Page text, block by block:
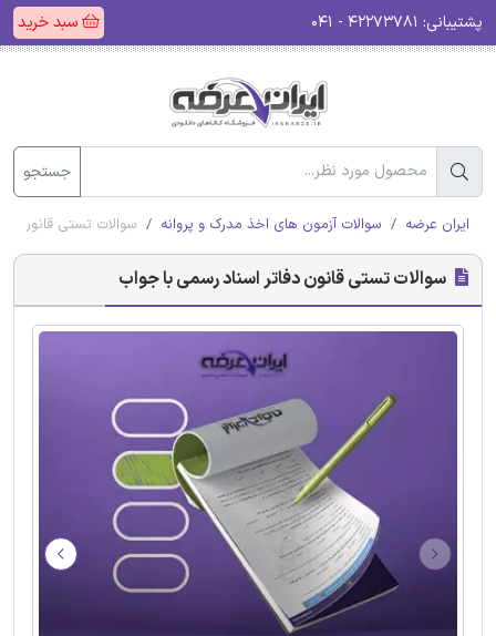
پشتیبانی: سبد خرید
جستجو
ایران عرضه سوالات آزمون های اخذ مدرک و پروانه سوالات تستی قانون
سوالات تستی قانون دفاتر اسناد رسمی با جواب